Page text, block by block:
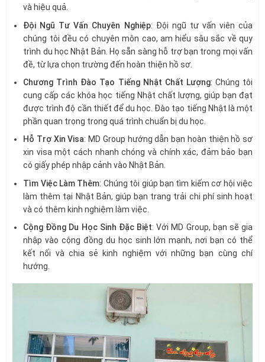
và hiệu quả.
Đội Ngũ Tư Vấn Chuyên Nghiệp: Đội ngũ tư vấn viên của
chúng tôi đều có chuyên môn cao, am hiểu sâu sắc về quy
trình du học Nhật Bản. Họ sẵn sàng hỗ trợ bạn trong mọi vấn
đề, từ lựa chọn trường đến hoàn thiện hồ sơ.
Chương Trình Đào Tạo Tiếng Nhật Chất Lượng: Chúng tôi
cung cấp các khóa học tiếng Nhật chất lượng, giúp bạn đạt
được trình độ cần thiết để du học. Đào tạo tiếng Nhật là một
phần quan trọng trong quá trình chuẩn bị du học.
Hỗ Trợ Xin Visa: MD Group hướng dẫn bạn hoàn thiện hồ sơ
xin visa một cách nhanh chóng và chính xác, đảm bảo bạn
có giấy phép nhập cảnh vào Nhật Bản.
Tìm Việc Làm Thêm: Chúng tôi giúp bạn tìm kiếm cơ hội việc
làm thêm tại Nhật Bản, giúp bạn trang trải chi phí sinh hoạt
và có thêm kinh nghiệm làm việc.
Cộng Đồng Du Học Sinh Đặc Biệt: Với MD Group, bạn sẽ gia
nhập vào cộng đồng du học sinh lớn mạnh, nơi bạn có thể
kết nối và chia sẻ kinh nghiệm với những bạn cùng chí
hướng.